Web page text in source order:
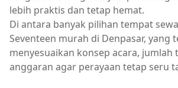
lebih praktis dan tetap hemat.
Di antara banyak pilihan tempat
Seventeen murah di Denpasar, yang
menyesuaikan konsep acara, jumlah
anggaran agar perayaan tetap seru